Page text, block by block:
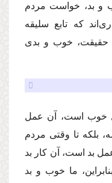
و بد، خواست مردم
كه تابع سلیقه
حقیقت، خوب و بدى
خوب است، آن عمل
بلكه تا وقتى مردم
بد است، آن كار بد
ما خوب و بد